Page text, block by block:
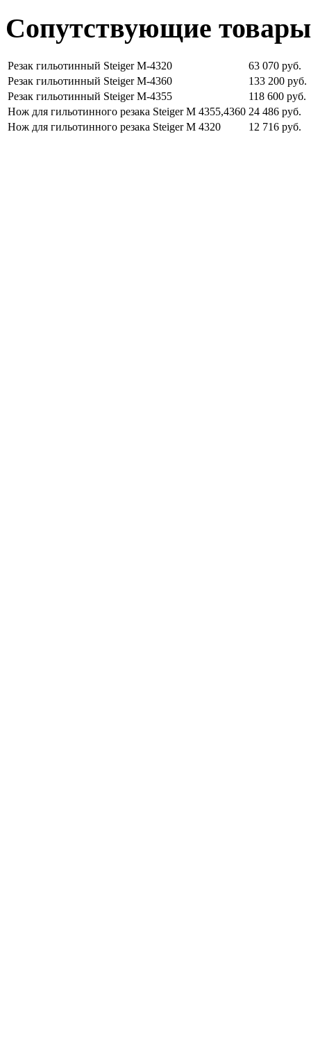
Сопутствующие товары
Резак гильотинный Steiger М-4320
63 070 руб.
Резак гильотинный Steiger M-4360
133 200 руб.
Резак гильотинный Steiger М-4355
118 600 руб.
Нож для гильотинного резака Steiger M 4355,4360 24 486 руб.
Нож для гильотинного резака Steiger M 4320
12 716 руб.